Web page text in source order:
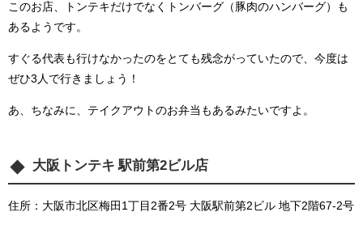
このお店、トンテキだけでなくトンバーグ（豚肉のハンバーグ）も
あるようです。
すぐる代表も行けなかったのをとても残念がっていたので、今度は
ぜひ3人で行きましょう！
あ、ちなみに、テイクアウトのお弁当もあるみたいですよ。
大阪トンテキ 駅前第2ビル店
住所：大阪市北区梅田1丁目2番2号 大阪駅前第2ビル 地下2階67-2号